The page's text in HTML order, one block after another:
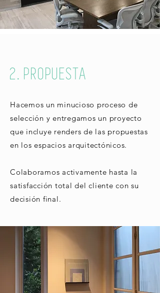
Hacemos un minucioso proceso de
selección y entregamos un proyecto
que incluye renders de las propuestas
en los espacios arquitectónicos.
Colaboramos activamente hasta la
satisfacción total del cliente con su
decisión final.
2. PROPUESTA